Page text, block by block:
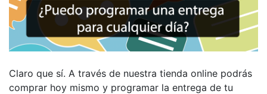
Claro que sí. A través de nuestra tienda online podrás
comprar hoy mismo y programar la entrega de tu